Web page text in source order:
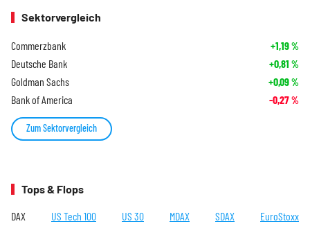
Sektorvergleich
Commerzbank +1,19%
Deutsche Bank +0,81 %
Goldman Sachs +0,09%
Bank of America -0,27%
Zum Sektorvergleich
Tops & Flops
DAX US Tech 100 US 30 MDAX SDAX EuroStoxx